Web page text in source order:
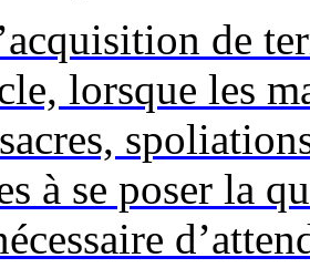
de
lorsque les
à se poser la